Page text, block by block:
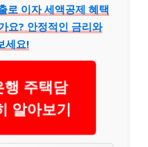
로 이자 세액공제 혜택
요? 안정적인 금리와
세요!
주택담
알아보기